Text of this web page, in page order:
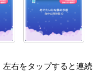
右をタップすると連続